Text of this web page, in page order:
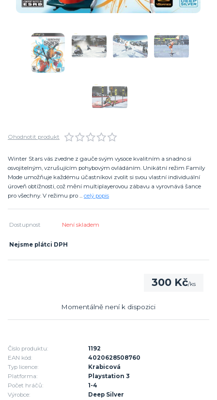
Ohodnotit produkt
Winter Stars vás zvedne z gauče svým vysoce kvalitním a snadno si
osvojitelným, vzrušujícím pohybovým ovládáním. Unikátní režim Family
Mode umožňuje každému účastníkovi zvolit si svou vlastní individuální
úroveň obtížnosti, což mění multiplayerovou zábavu a vyrovnává šance
pro všechny. V režimu pro ... celý popis
Dostupnost Není skladem
Nejsme plátci DPH
300 Kč/ks
Momentálně není k dispozici
Číslo produktu:
1192
EAN kód:
4020628508760
Typ licence:
Krabicová
Platforma:
Playstation 3
Počet hráčů:
1-4
Výrobce:
Deep Silver